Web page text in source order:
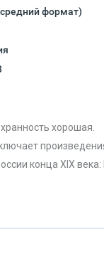
формат)
хорошая.
конца XIX